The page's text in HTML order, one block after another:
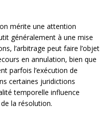
mérite une attention
généralement à une mise
l’arbitrage peut faire l’objet
en annulation, bien que
parfois l’exécution de
certaines juridictions
temporelle influence
la résolution.